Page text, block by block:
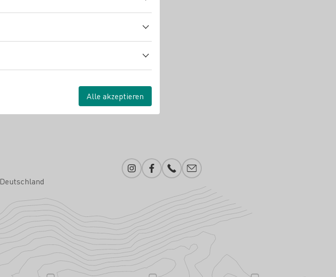
Deutschland
InstagramFacebookTelefonnummer
E-Mail-Adresse
Alle akzeptieren